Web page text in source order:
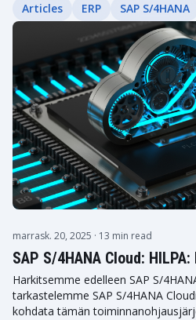
Articles ERP SAP S/4HANA
marrask. 20, 2025 · 13 min read
SAP S/4HANA Cloud:
Harkitsemme edelleen SAP S/
tarkastelemme SAP S/4HANA
kohdata tämän